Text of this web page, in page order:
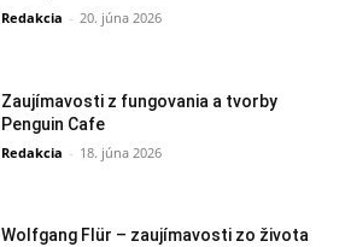
Redakcia - 20. júna 2026
Zaujímavosti z fungovania a tvorby
Penguin Cafe
Redakcia - 18. júna 2026
Wolfgang Flür – zaujímavosti zo života